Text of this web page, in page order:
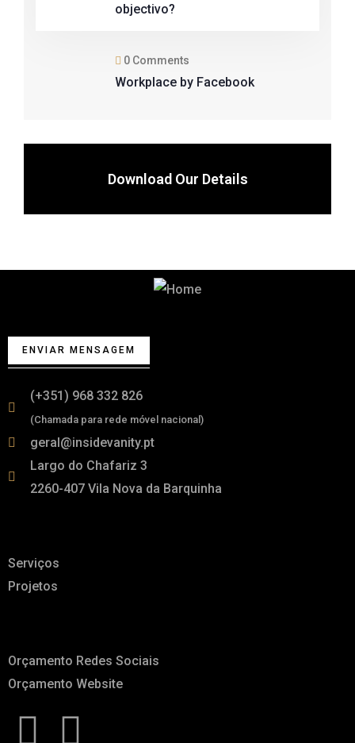
objectivo?
0 Comments
Workplace by Facebook
Download Our Details
ENVIAR MENSAGEM
(+351) 968 332 826
(Chamada para rede móvel nacional)
geral@insidevanity.pt
Largo do Chafariz 3
2260-407 Vila Nova da Barquinha
Serviços
Projetos
Orçamento Redes Sociais
Orçamento Website